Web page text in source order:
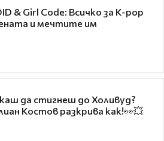
& Girl Code: Всичко за K-pop
и мечтите им
да стигнеш до Холивуд?
Костов разкрива как!👀💥